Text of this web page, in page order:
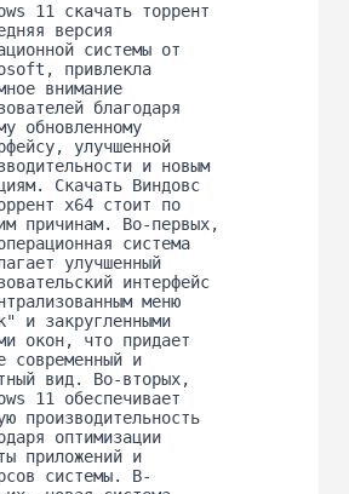
11 скачать торрент
версия
системы от
привлекла
внимание
благодаря
обновленному
улучшенной
и новым
Скачать Виндовс
x64 стоит по
причинам. Во-первых,
система
улучшенный
интерфейс
меню
и закругленными
окон, что придает
современный и
вид. Во-вторых,
11 обеспечивает
производительность
оптимизации
приложений и
системы. В-